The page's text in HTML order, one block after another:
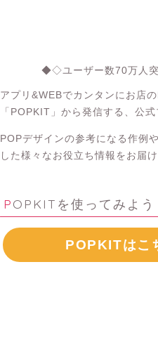
◆◇ユーザー数70万人
アプリ&WEBでカンタンにお店
「POPKIT」から発信する、公式
POPデザインの参考になる作例
した様々なお役立ち情報をお届
POPKITを使ってみよう
POPKITはこ